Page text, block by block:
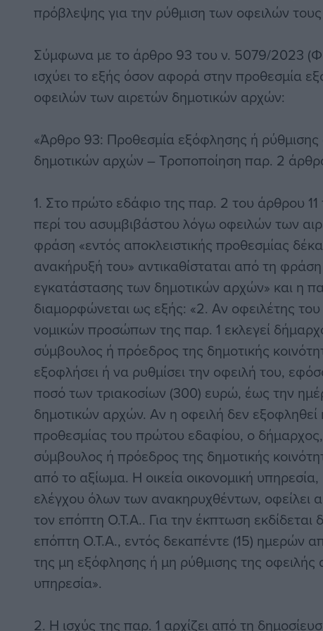
πρόβλεψης για την ρύθμιση των οφειλών
Σύμφωνα με το άρθρο 93 του ν. 5079/2023
ισχύει το εξής όσον αφορά στην προθεσμία
οφειλών των αιρετών δημοτικών αρχών:
«Άρθρο 93: Προθεσμία εξόφλησης ή
δημοτικών αρχών – Τροποποίηση παρ. 2
1. Στο πρώτο εδάφιο της παρ. 2 του άρθρου
περί του ασυμβιβάστου λόγω οφειλών των
φράση «εντός αποκλειστικής προθεσμίας
ανακήρυξή του» αντικαθίσταται από τη
εγκατάστασης των δημοτικών αρχών» και η
διαμορφώνεται ως εξής: «2. Αν οφειλέτης
νομικών προσώπων της παρ. 1 εκλεγεί
σύμβουλος ή πρόεδρος της δημοτικής
εξοφλήσει ή να ρυθμίσει την οφειλή του,
ποσό των τριακοσίων (300) ευρώ, έως την
δημοτικών αρχών. Αν η οφειλή δεν εξοφληθεί
προθεσμίας του πρώτου εδαφίου, ο
σύμβουλος ή πρόεδρος της δημοτικής
από το αξίωμα. Η οικεία οικονομική
ελέγχου όλων των ανακηρυχθέντων, οφείλει
τον επόπτη Ο.Τ.Α.. Για την έκπτωση εκδίδεται
επόπτη Ο.Τ.Α., εντός δεκαπέντε (15) ημερών
της μη εξόφλησης ή μη ρύθμισης της οφειλής
υπηρεσία».
2. Η ισχύς της παρ. 1 αρχίζει από τη